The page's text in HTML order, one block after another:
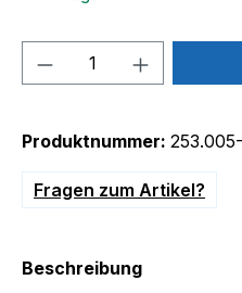
Produkt Anzahl:
Produktnummer:
Fragen zum Artikel?
Beschreibung